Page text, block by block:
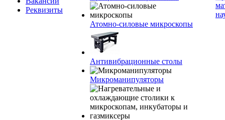
Реквизиты
Атомно-силовые микроскопы
Антивибрационные столы
Микроманипуляторы